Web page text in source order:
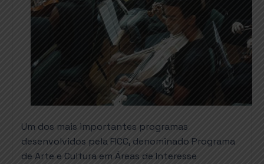
Um dos mais importantes programas
desenvolvidos pela FICC, denominado Programa
de Arte e Cultura em Áreas de Interesse